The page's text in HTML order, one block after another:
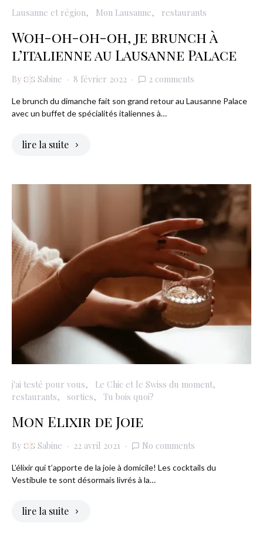
Lausanne et région Mon Lausanne restaurants
Woh-oh-oh-oh, je brunch à
l’italienne au Lausanne Palace
By Sabine 8 février 2022 2 comments
Le brunch du dimanche fait son grand retour au Lausanne Palace
avec un buffet de spécialités italiennes à…
lire la suite
j'ai testé pour vous
Le Chic et le Swiss du moment
restaurants
sorties Tu bois quoi?
Mon Elixir de Joie
By Sabine 22 avril 2021 No comments
L’élixir qui t’apporte de la joie à domicile! Les cocktails du
Vestibule te sont désormais livrés à la…
lire la suite